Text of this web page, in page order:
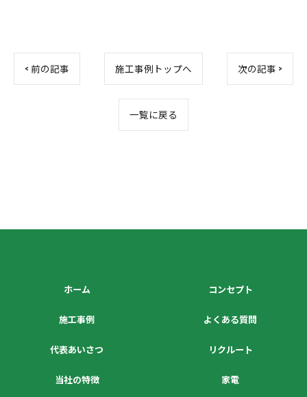
< 前の記事 施工事例トップへ 次の記事 >
一覧に戻る
ホーム コンセプト
施工事例 よくある質問
代表あいさつ リクルート
当社の特徴 家電